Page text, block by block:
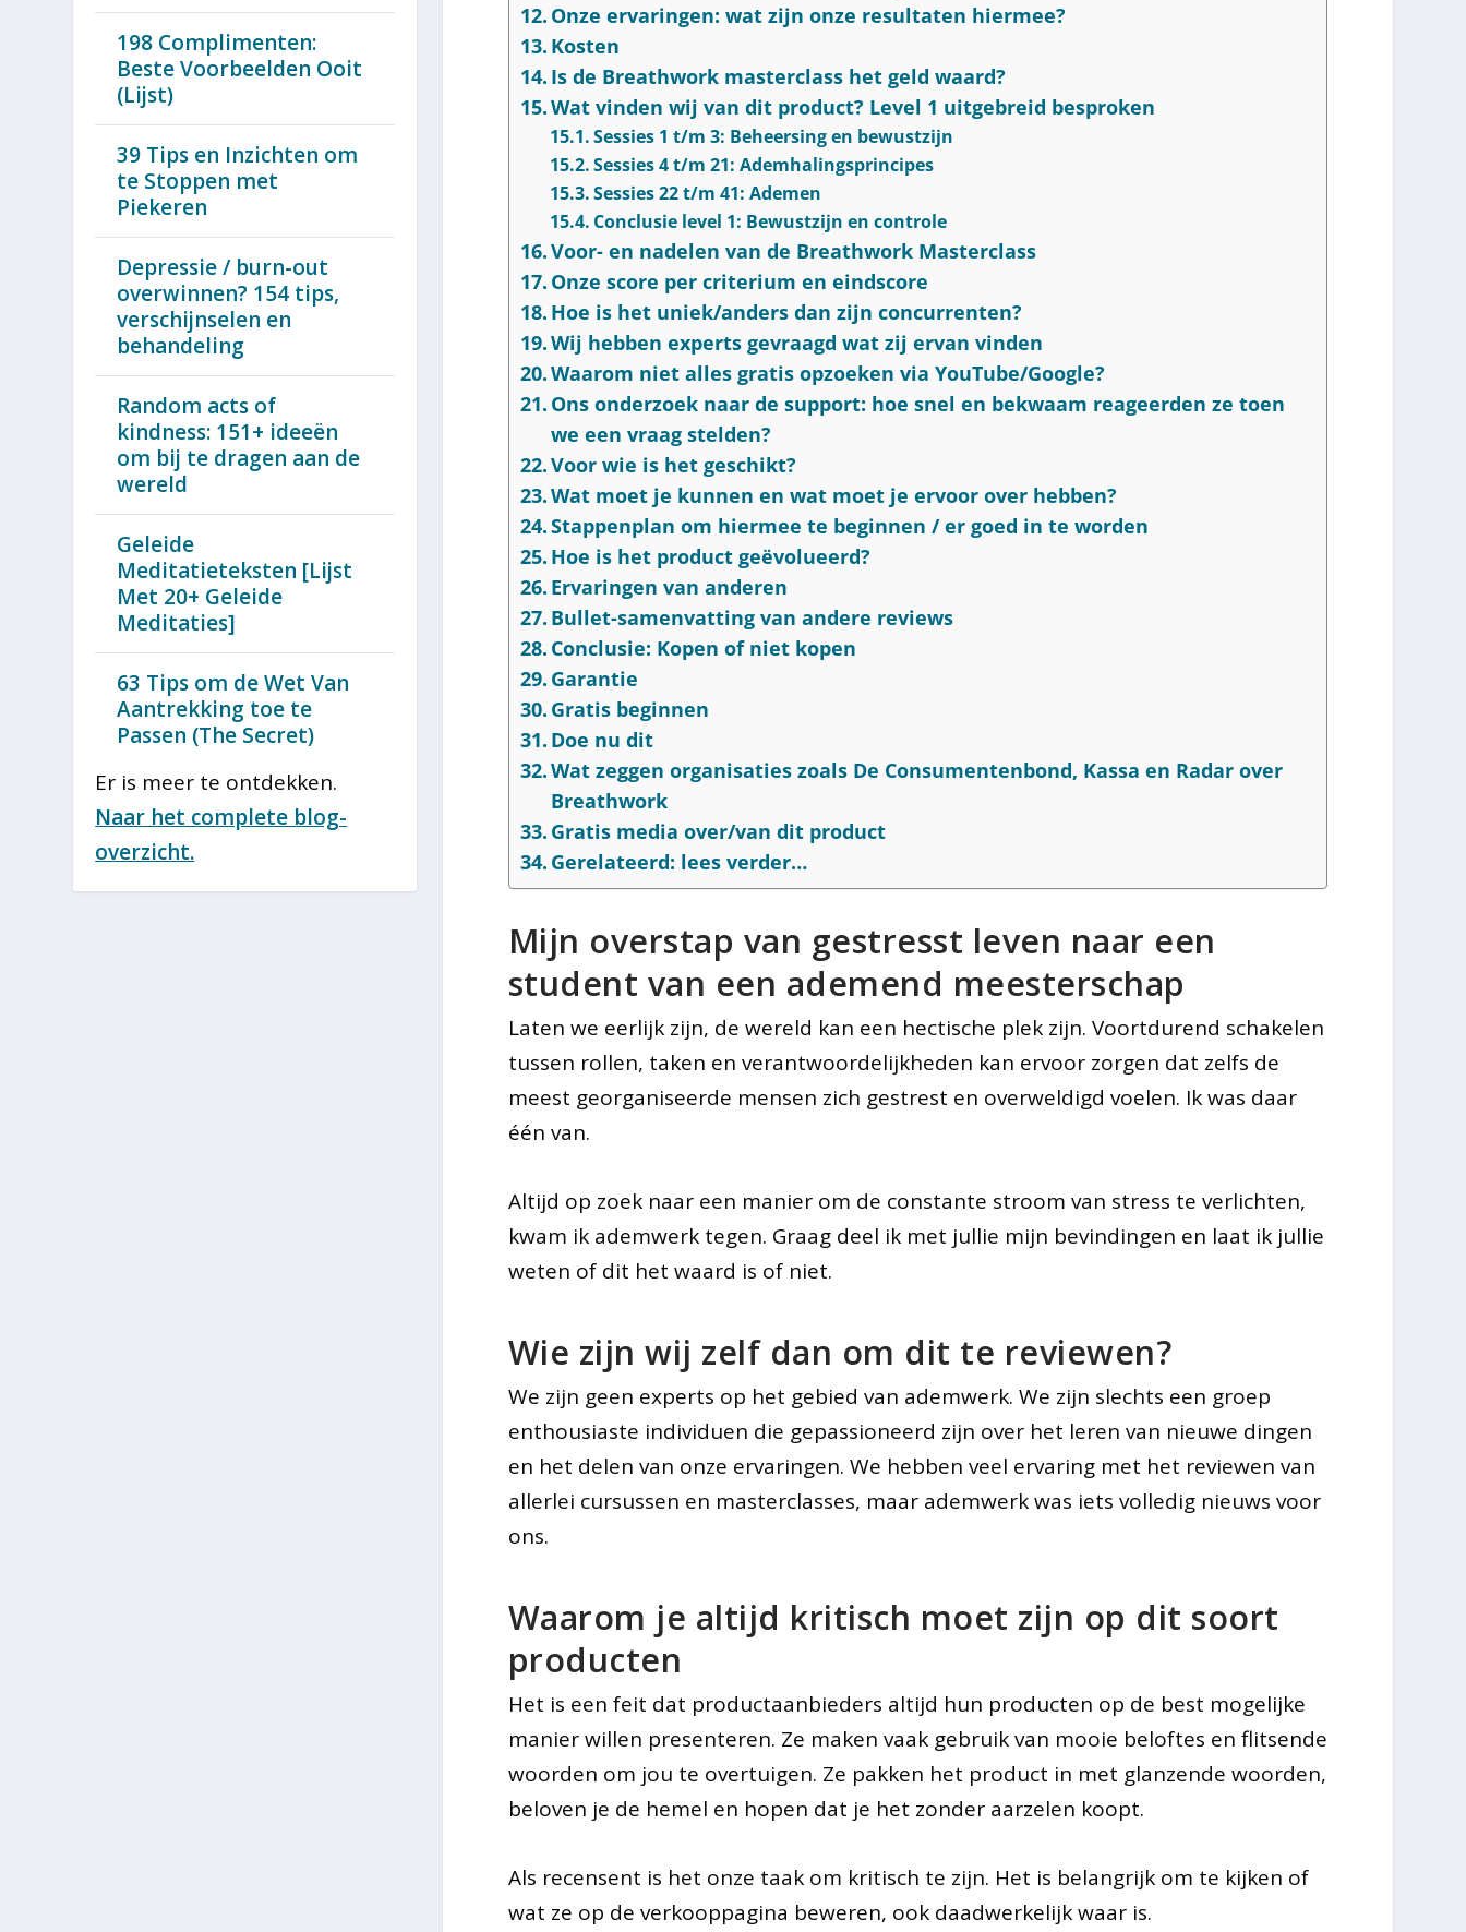
Onze ervaringen: wat zijn onze resultaten hiermee?
Kosten
Is de Breathwork masterclass het geld waard?
Wat vinden wij van dit product? Level 1 uitgebreid besproken
Sessies 1 t/m 3: Beheersing en bewustzijn
Sessies 4 t/m 21: Ademhalingsprincipes
Sessies 22 t/m 41: Ademen
Conclusie level 1: Bewustzijn en controle
Voor- en nadelen van de Breathwork Masterclass
Onze score per criterium en eindscore
Hoe is het uniek/anders dan zijn concurrenten?
Wij hebben experts gevraagd wat zij ervan vinden
Waarom niet alles gratis opzoeken via YouTube/Google?
Ons onderzoek naar de support: hoe snel en bekwaam reageerden ze toen
we een vraag stelden?
Voor wie is het geschikt?
Wat moet je kunnen en wat moet je ervoor over hebben?
Stappenplan om hiermee te beginnen / er goed in te worden
Hoe is het product geëvolueerd?
Ervaringen van anderen
Bullet-samenvatting van andere reviews
Conclusie: Kopen of niet kopen
Garantie
Gratis beginnen
Doe nu dit
Wat zeggen organisaties zoals De Consumentenbond, Kassa en Radar over
Breathwork
Gratis media over/van dit product
Gerelateerd: lees verder…
Mijn overstap van gestresst leven naar een
student van een ademend meesterschap
Laten we eerlijk zijn, de wereld kan een hectische plek zijn. Voortdurend schakelen
tussen rollen, taken en verantwoordelijkheden kan ervoor zorgen dat zelfs de
meest georganiseerde mensen zich gestrest en overweldigd voelen. Ik was daar
één van.
Altijd op zoek naar een manier om de constante stroom van stress te verlichten,
kwam ik ademwerk tegen. Graag deel ik met jullie mijn bevindingen en laat ik jullie
weten of dit het waard is of niet.
Wie zijn wij zelf dan om dit te reviewen?
We zijn geen experts op het gebied van ademwerk. We zijn slechts een groep
enthousiaste individuen die gepassioneerd zijn over het leren van nieuwe dingen
en het delen van onze ervaringen. We hebben veel ervaring met het reviewen van
allerlei cursussen en masterclasses, maar ademwerk was iets volledig nieuws voor
ons.
Waarom je altijd kritisch moet zijn op dit soort
producten
Het is een feit dat productaanbieders altijd hun producten op de best mogelijke
manier willen presenteren. Ze maken vaak gebruik van mooie beloftes en flitsende
woorden om jou te overtuigen. Ze pakken het product in met glanzende woorden,
beloven je de hemel en hopen dat je het zonder aarzelen koopt.
Als recensent is het onze taak om kritisch te zijn. Het is belangrijk om te kijken of
wat ze op de verkooppagina beweren, ook daadwerkelijk waar is.
198 Complimenten:
Beste Voorbeelden Ooit
(Lijst)
39 Tips en Inzichten om
te Stoppen met
Piekeren
Depressie / burn-out
overwinnen? 154 tips,
verschijnselen en
behandeling
Random acts of
kindness: 151+ ideeën
om bij te dragen aan de
wereld
Geleide
Meditatieteksten [Lijst
Met 20+ Geleide
Meditaties]
63 Tips om de Wet Van
Aantrekking toe te
Passen (The Secret)
Er is meer te ontdekken.
Naar het complete blog-
overzicht.